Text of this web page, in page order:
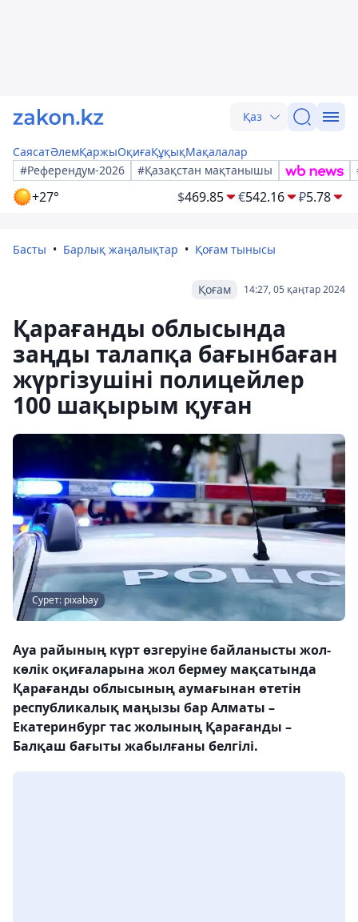
Қаз
СаясатӘлемҚаржыОқиғаҚұқықМақалалар
#Референдум-2026
#Қазақстан мақтанышы
+27° $469.85 €542.16 ₽5.78
Басты Барлық жаңалықтар Қоғам тынысы
14:27, 05 қаңтар 2024
Қоғам
Қарағанды облысында
заңды талапқа бағынбаған
жүргізушіні полицейлер
100 шақырым қуған
Сурет: pixabay
Ауа райының күрт өзгеруіне байланысты жол-
көлік оқиғаларына жол бермеу мақсатында
Қарағанды облысының аумағынан өтетін
республикалық маңызы бар Алматы –
Екатеринбург тас жолының Қарағанды –
Балқаш бағыты жабылғаны белгілі.